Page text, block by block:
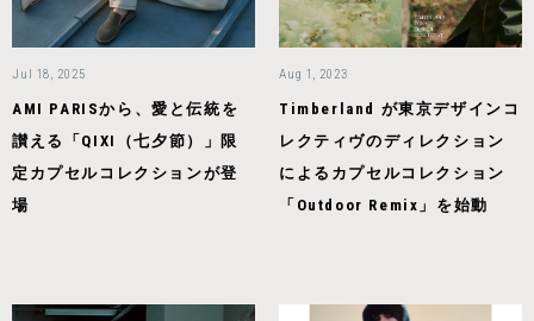
Jul 18, 2025
AMI PARISから、愛と伝統を
讃える「QIXI（七夕節）」限
定カプセルコレクションが登
場
Aug 1, 2023
Timberland が東京デザインコ
レクティヴのディレクション
によるカプセルコレクション
「Outdoor Remix」を始動